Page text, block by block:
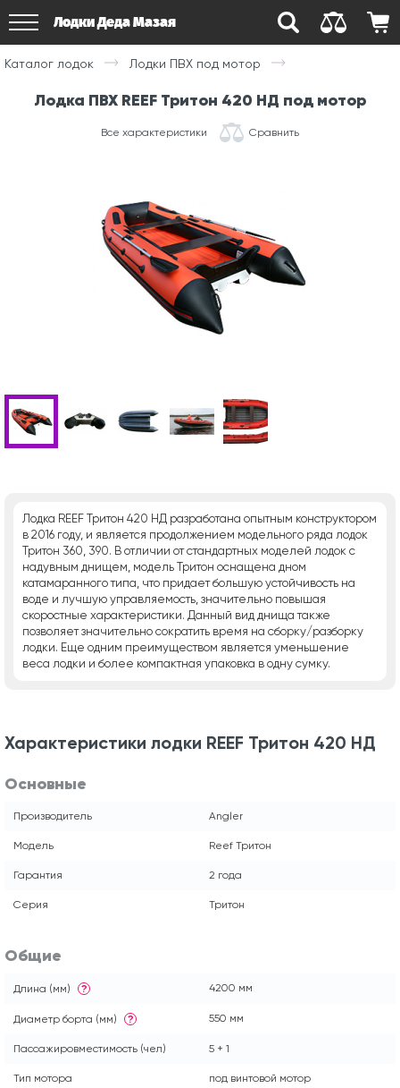
Лодки Деда Мазая
Каталог лодок Лодки ПВХ под мотор
Лодка ПВХ REEF Тритон 420 НД под мотор
Все характеристики Сравнить
Лодка REEF Тритон 420 НД разработана опытным конструктором
в 2016 году, и является продолжением модельного ряда лодок
Тритон 360, 390. В отличии от стандартных моделей лодок с
надувным днищем, модель Тритон оснащена дном
катамаранного типа, что придает большую устойчивость на
воде и лучшую управляемость, значительно повышая
скоростные характеристики. Данный вид днища также
позволяет значительно сократить время на сборку/разборку
лодки. Еще одним преимуществом является уменьшение
веса лодки и более компактная упаковка в одну сумку.
Характеристики лодки REEF Тритон 420 НД
Основные
Производитель Angler
Модель Reef Тритон
Гарантия 2 года
Серия Тритон
Общие
Длина (мм) ? 4200 мм
Диаметр борта (мм) ? 550 мм
Пассажировместимость (чел) 5 + 1
Тип мотора под винтовой мотор